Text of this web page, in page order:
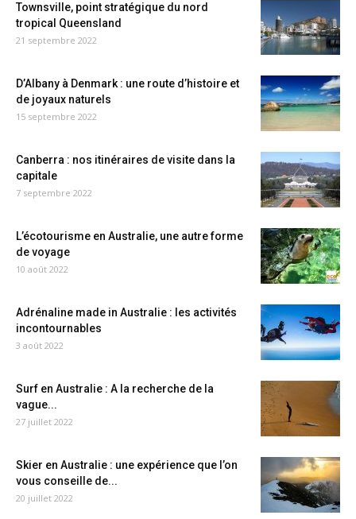
Townsville, point stratégique du nord
tropical Queensland
21 septembre 2022
D’Albany à Denmark : une route d’histoire et
de joyaux naturels
15 septembre 2022
Canberra : nos itinéraires de visite dans la
capitale
7 septembre 2022
L’écotourisme en Australie, une autre forme
de voyage
10 août 2022
Adrénaline made in Australie : les activités
incontournables
3 août 2022
Surf en Australie : A la recherche de la
vague...
27 juillet 2022
Skier en Australie : une expérience que l’on
vous conseille de...
20 juillet 2022